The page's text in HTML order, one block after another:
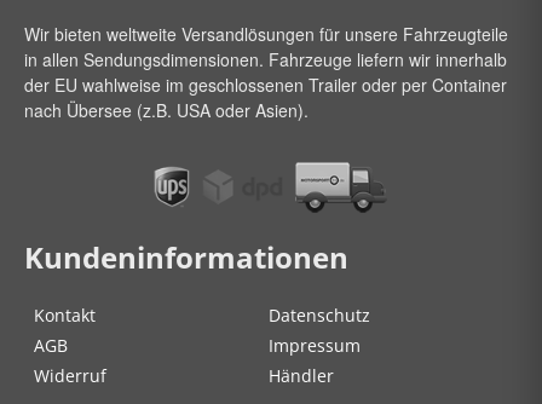
Wir bieten weltweite Versandlösungen für unsere Fahrzeugteile
in allen Sendungsdimensionen. Fahrzeuge liefern wir innerhalb
der EU wahlweise im geschlossenen Trailer oder per Container
nach Übersee (z.B. USA oder Asien).
Kundeninformationen
Kontakt
Datenschutz
AGB
Impressum
Widerruf
Händler